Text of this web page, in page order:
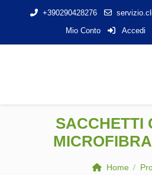
+390290428276
Mio Conto
Accedi
SACCHETTI
Home